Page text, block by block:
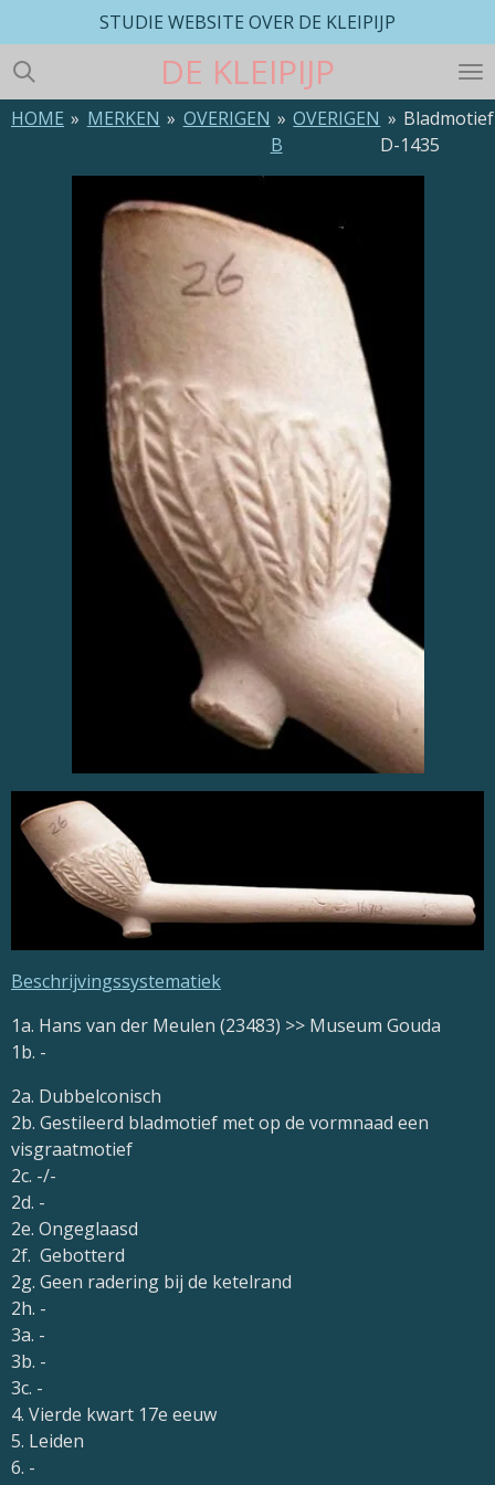
direct
naar
de
hoofdinhoud
DE KLEIPIJP
STUDIE WEBSITE OVER DE KLEIPIJP
HOME » MERKEN » OVERIGEN » OVERIGEN
B
» Bladmotief
D-1435
Beschrijvingssystematiek
1a. Hans van der Meulen (23483) >> Museum Gouda
1b. -
2a. Dubbelconisch
2b. Gestileerd bladmotief met op de vormnaad een
visgraatmotief
2c. -/-
2d. -
2e. Ongeglaasd
2f. Gebotterd
2g. Geen radering bij de ketelrand
2h. -
3a. -
3b. -
3c. -
4. Vierde kwart 17e eeuw
5. Leiden
6. -